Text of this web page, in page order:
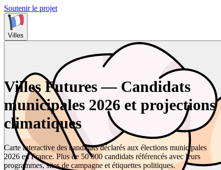
Soutenir le projet
Villes
Villes Futures — Candidats
municipales 2026 et projections
climatiques
Carte interactive des candidats déclarés aux élections municipales
2026 en France. Plus de 50 000 candidats référencés avec leurs
programmes, sites de campagne et étiquettes politiques.